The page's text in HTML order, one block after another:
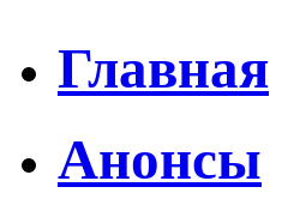
Главная
Анонсы